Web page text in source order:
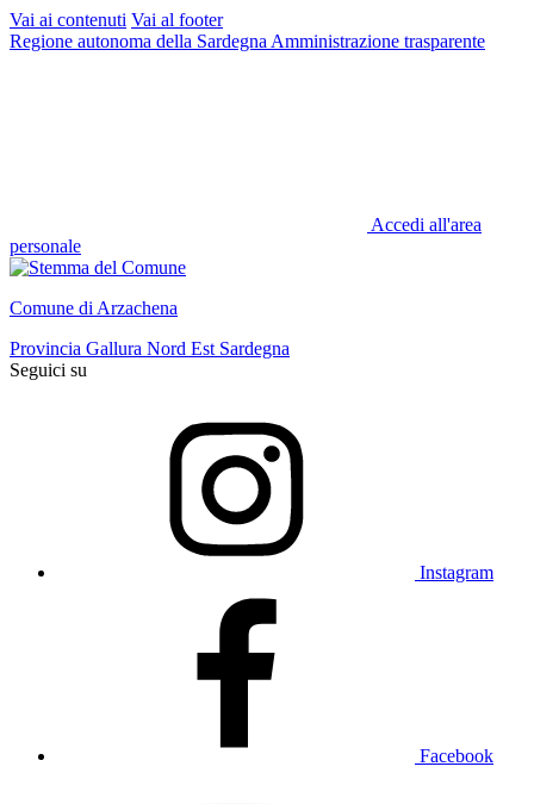
Vai ai contenuti Vai al footer
Regione autonoma della Sardegna Amministrazione trasparente
Accedi all'area
personale
Comune di Arzachena
Provincia Gallura Nord Est Sardegna
Seguici su
Instagram
Facebook